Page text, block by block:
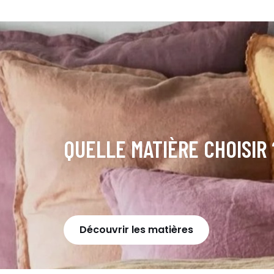
QUELLE MATIÈRE CHOISIR
Découvrir les matières